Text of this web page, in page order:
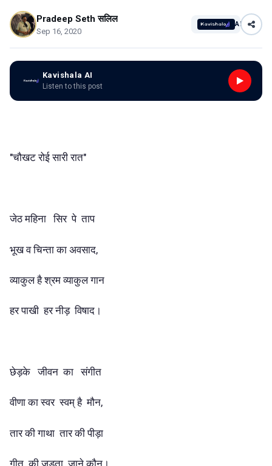
Pradeep Seth सलिल
Sep 16, 2020
AI
Kavishala AI
Listen to this post
"चौखट रोई सारी रात"
जेठ महिना सिर पे ताप
भूख व चिन्ता का अवसाद,
व्याकुल है श्रम व्याकुल गान
हर पाखी हर नीड़ विषाद।
छेड़के जीवन का संगीत
वीणा का स्वर स्वम् है मौन,
तार की गाथा तार की पीड़ा